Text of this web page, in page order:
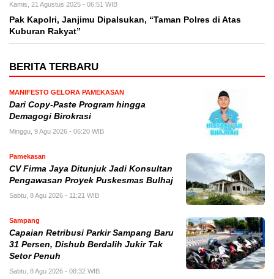
Kamis, 21 Agustus 2025 - 06:51 WIB
Pak Kapolri, Janjimu Dipalsukan, “Taman Polres di Atas
Kuburan Rakyat”
BERITA TERBARU
MANIFESTO GELORA PAMEKASAN
Dari Copy-Paste Program hingga
Demagogi Birokrasi
Minggu, 9 Agu 2026 - 06:20 WIB
Pamekasan
CV Firma Jaya Ditunjuk Jadi Konsultan
Pengawasan Proyek Puskesmas Bulhaj
Sabtu, 8 Agu 2026 - 11:21 WIB
Sampang
Capaian Retribusi Parkir Sampang Baru
31 Persen, Dishub Berdalih Jukir Tak
Setor Penuh
Sabtu, 8 Agu 2026 - 08:32 WIB